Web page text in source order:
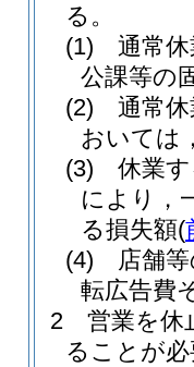
る。
(1)
通常
公課等の
(2)
通常
おいては
(3)
休業
により，
る損失額(
(4)
店舗
転広告費
2
営業を休
ることが